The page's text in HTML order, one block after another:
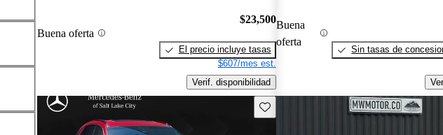
Buena oferta
$23,500
El precio incluye tasas
$607/mes est.
Verif. disponibilidad
Buena
oferta
Sin tasas de
Guarda este Aviso